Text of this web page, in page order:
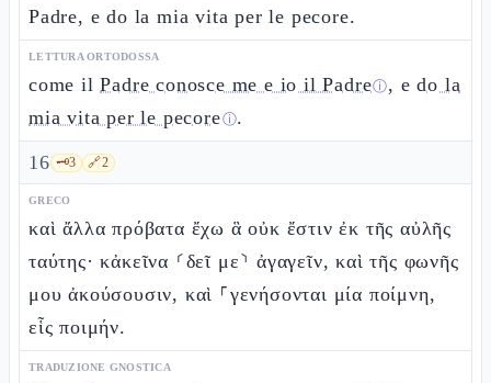
Padre, e do la mia vita per le pecore.
LETTURA ORTODOSSA
come ilPadre conosce me e io il Padreⓘ, edo la
mia vita per le pecoreⓘ.
16 🗝️3 🔗2
GRECO
καὶ ἄλλα πρόβατα ἔχω ἃ οὐκ ἔστιν ἐκ τῆς αὐλῆς
ταύτης· κἀκεῖνα ⸂δεῖ με⸃ ἀγαγεῖν, καὶ τῆς φωνῆς
μου ἀκούσουσιν, καὶ ⸀γενήσονται μία ποίμνη,
εἷς ποιμήν.
TRADUZIONE GNOSTICA